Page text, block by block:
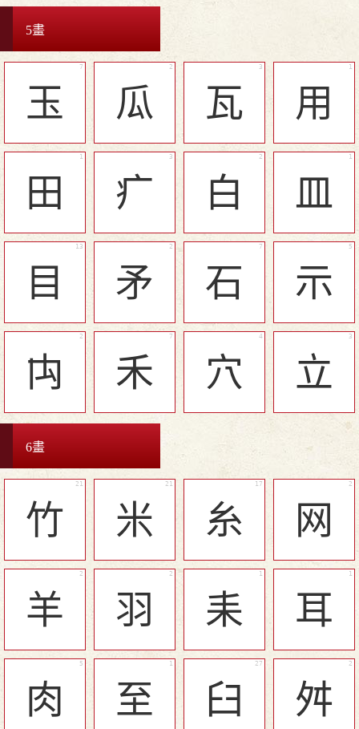
5畫
玉 瓜 瓦 用
田 疒 白 皿
目 矛 石 示
禸 禾 穴 立
6畫
竹 米 糸 网
羊 羽 耒 耳
肉 至 臼 舛